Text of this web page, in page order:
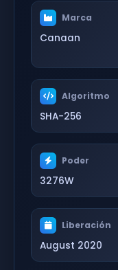
Marca
Canaan
Algoritmo
SHA-256
Poder
3276W
Liberación
August 2020